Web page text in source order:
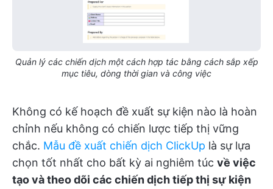
Quản lý các chiến dịch một cách hợp tác bằng cách sắp xếp
mục tiêu, dòng thời gian và công việc
Không có kế hoạch đề xuất sự kiện nào là hoàn
chỉnh nếu không có chiến lược tiếp thị vững
chắc. Mẫu đề xuất chiến dịch ClickUp là sự lựa
chọn tốt nhất cho bất kỳ ai nghiêm túc về việc
tạo và theo dõi các chiến dịch tiếp thị sự kiện